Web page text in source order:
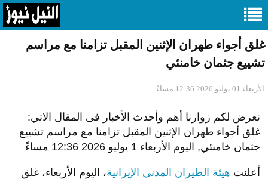
غلق أجواء طهران الإثنين المقبل تزامنا مع مراسم
تشييع جثمان خامنئي
الأربعاء 01 يوليو 2026 12:36 مساءً
نعرض لكم زوارنا أهم وأحدث الأخبار فى المقال الاتي:
غلق أجواء طهران الإثنين المقبل تزامنا مع مراسم تشييع
جثمان خامنئي, اليوم الأربعاء 1 يوليو 2026 12:36 مساءً
أعلنت هيئة الطيران المدني الإيرانية، اليوم الأربعاء، غلق